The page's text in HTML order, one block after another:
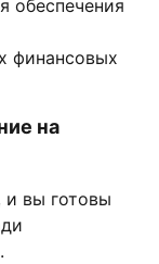
обеспечения
финансовых
на
и вы готовы